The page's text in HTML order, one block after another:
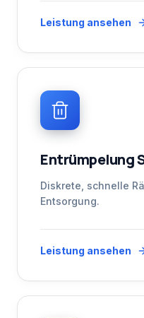
Leistung ansehen
Entrümpelung
Diskrete, schnelle
Entsorgung.
Leistung ansehen